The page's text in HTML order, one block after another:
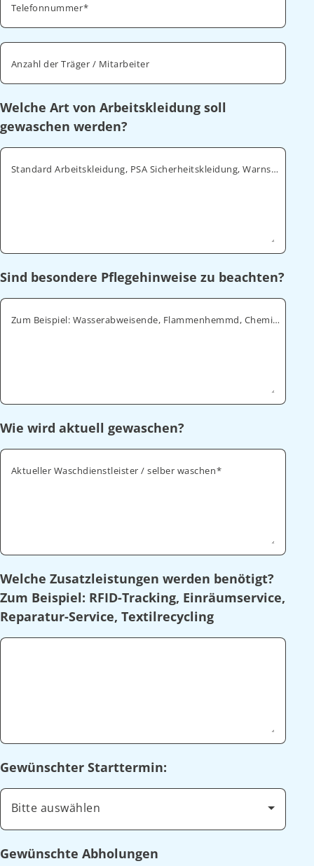
Telefonnummer
Anzahl der Träger / Mitarbeiter
Welche Art von Arbeitskleidung soll
gewaschen werden?
Standard Arbeitskleidung, PSA Sicherheitskleidung, Warnschutz, ESD
Sind besondere Pflegehinweise zu beachten?
Zum Beispiel: Wasserabweisende, Flammenhemmd, Chemikalienabweisende
Wie wird aktuell gewaschen?
Aktueller Waschdienstleister / selber waschen
Welche Zusatzleistungen werden benötigt?
Zum Beispiel: RFID-Tracking, Einräumservice,
Reparatur-Service, Textilrecycling
Gewünschter Starttermin:
Bitte auswählen
Gewünschte Abholungen